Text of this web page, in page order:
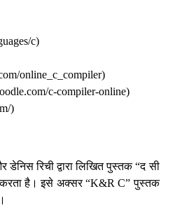
c)
online_c_compiler)
c-compiler-online)
)
रिची द्वारा लिखित पुस्तक “द सी
करता है। इसे अक्सर “K&R C” पुस्तक